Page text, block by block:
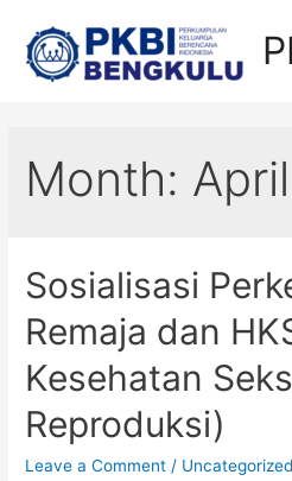
content
Month:
Sosialisasi
Remaja dan
Kesehatan
Reproduksi)
Leave a Comment / Uncategorized